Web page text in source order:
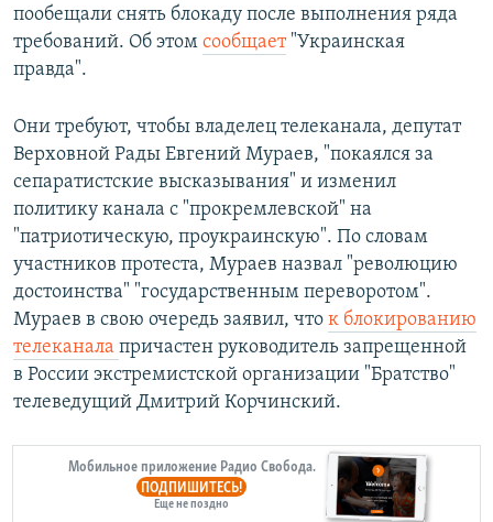
пообещали снять блокаду после выполнения ряда
требований. Об этом сообщает"Украинская
правда".
Они требуют, чтобы владелец телеканала, депутат
Верховной Рады Евгений Мураев, "покаялся за
сепаратистские высказывания" и изменил
политику канала с "прокремлевской" на
"патриотическую, проукраинскую". По словам
участников протеста, Мураев назвал "революцию
достоинства" "государственным переворотом".
Мураев в свою очередь заявил, что к блокированию
телеканала причастен руководитель запрещенной
в России экстремистской организации "Братство"
телеведущий Дмитрий Корчинский.
Мобильное приложение Радио Свобода.
ПОДПИШИТЕСЬ!
Еще не поздно